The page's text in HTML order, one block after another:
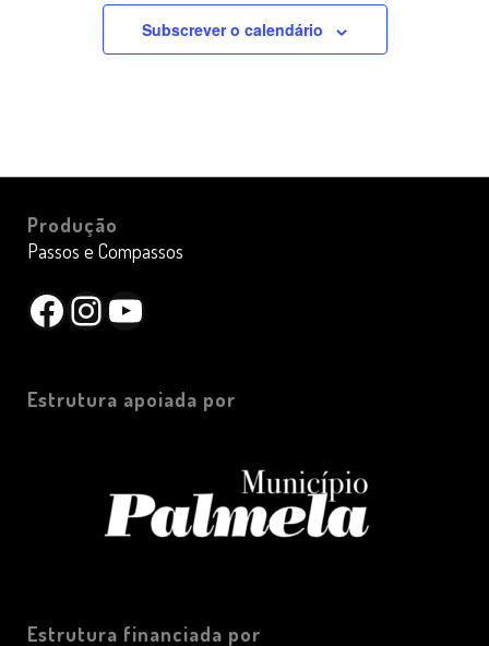
Subscrever o calendário
Produção
Passos e Compassos
Facebook
Instagram
YouTube
Estrutura apoiada por
Estrutura financiada por